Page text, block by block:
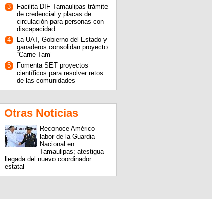
3
Facilita DIF Tamaulipas trámite
de credencial y placas de
circulación para personas con
discapacidad
4
La UAT, Gobierno del Estado y
ganaderos consolidan proyecto
“Carne Tam”
5
Fomenta SET proyectos
científicos para resolver retos
de las comunidades
Otras Noticias
Reconoce Américo
labor de la Guardia
Nacional en
Tamaulipas; atestigua
llegada del nuevo coordinador
estatal